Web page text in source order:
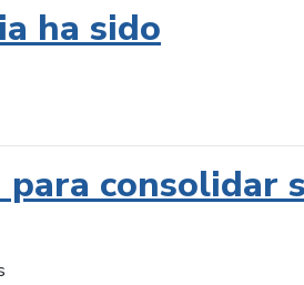
ha sido
consolidar